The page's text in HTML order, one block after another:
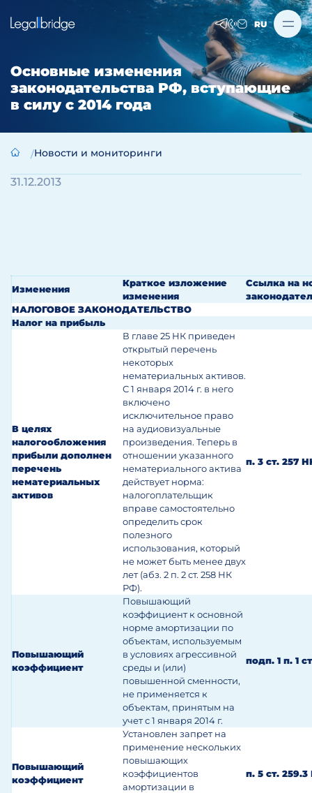
RU
Основные изменения
законодательства РФ, вступающие
в силу с 2014 года
Новости и мониторинги
31.12.2013
Изменения
Краткое изложение
изменения
Ссылка на
НАЛОГОВОЕ ЗАКОНОДАТЕЛЬСТВО
Налог на прибыль
В целях
налогообложения
прибыли дополнен
перечень
нематериальных
активов
В главе 25 НК приведен
открытый перечень
некоторых
нематериальных активов.
С 1 января 2014 г. в него
включено
исключительное право
на аудиовизуальные
произведения. Теперь в
отношении указанного
нематериального актива
действует норма:
налогоплательщик
вправе самостоятельно
определить срок
полезного
использования, который
не может быть менее двух
лет (абз. 2 п. 2 ст. 258 НК
РФ).
п. 3 ст. 257
Повышающий
коэффициент
Повышающий
коэффициент к основной
норме амортизации по
объектам, используемым
в условиях агрессивной
среды и (или)
повышенной сменности,
не применяется к
объектам, принятым на
учет с 1 января 2014 г.
подп. 1 п. 1
Повышающий
коэффициент
Установлен запрет на
применение нескольких
повышающих
коэффициентов
амортизации в
п. 5 ст.